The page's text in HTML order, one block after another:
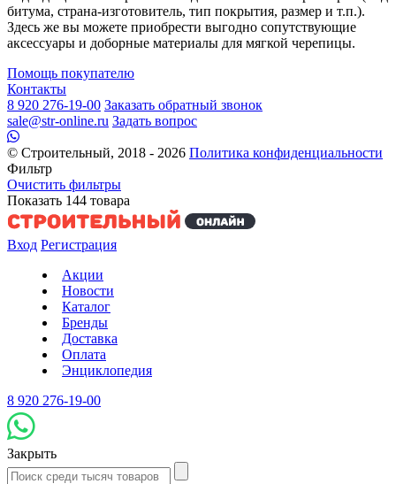
битума, страна-изготовитель, тип покрытия, размер и т.п.).
Здесь же вы можете приобрести выгодно сопутствующие
аксессуары и доборные материалы для мягкой черепицы.
Помощь покупателю
Контакты
8 920 276-19-00 Заказать обратный звонок
sale@str-online.ru Задать вопрос
© Строительный, 2018 - 2026 Политика конфиденциальности
Фильтр
Очистить фильтры
Показать 144 товара
Вход Регистрация
Акции
Новости
Каталог
Бренды
Доставка
Оплата
Энциклопедия
8 920 276-19-00
Закрыть